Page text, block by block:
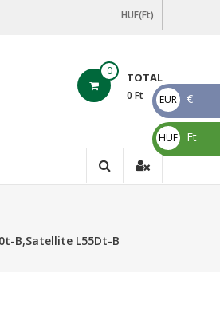
HUF(Ft)
0 TOTAL
0 Ft
B,Satellite L55Dt-B
EUR
€
€
HUF
Ft
Ft